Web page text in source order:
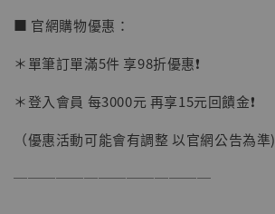
■ 官網購物優惠：
＊單筆訂單滿5件 享98折優惠❗️
＊登入會員 每3000元 再享15元回饋金❗️
（優惠活動可能會有調整 以官網公告為準)
──────────────